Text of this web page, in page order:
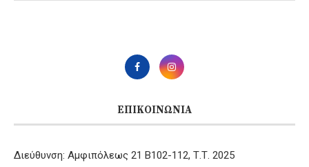
ΕΠΙΚΟΙΝΩΝΊΑ
Διεύθυνση: Αμφιπόλεως 21 B102-112, Τ.Τ. 2025